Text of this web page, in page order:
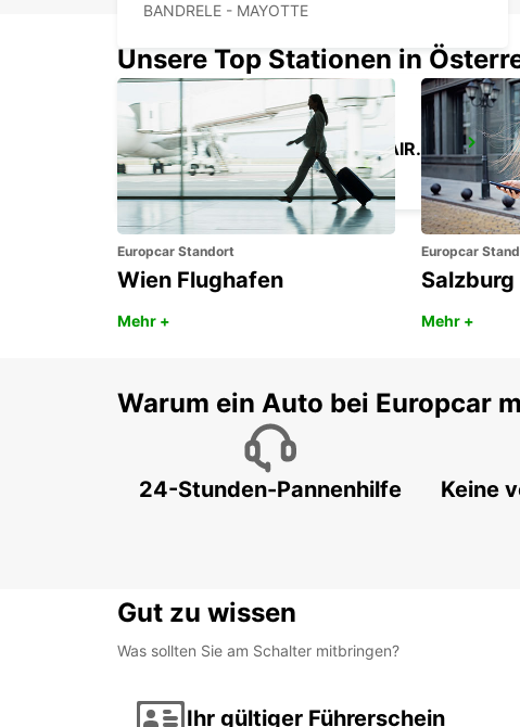
BANDRELE - MAYOTTE
ZANZIBAR INTERNATIONAL AIRPORT
ZANZIBAR - TANZANIA
Unsere Top Stationen in
Europcar Standort
Wien Flughafen
Mehr +
Europcar
Mehr +
Warum ein Auto bei Europcar
24-Stunden-Pannenhilfe Keine
Gut zu wissen
Was sollten Sie am Schalter mitbringen?
Ihr gültiger Führerschein